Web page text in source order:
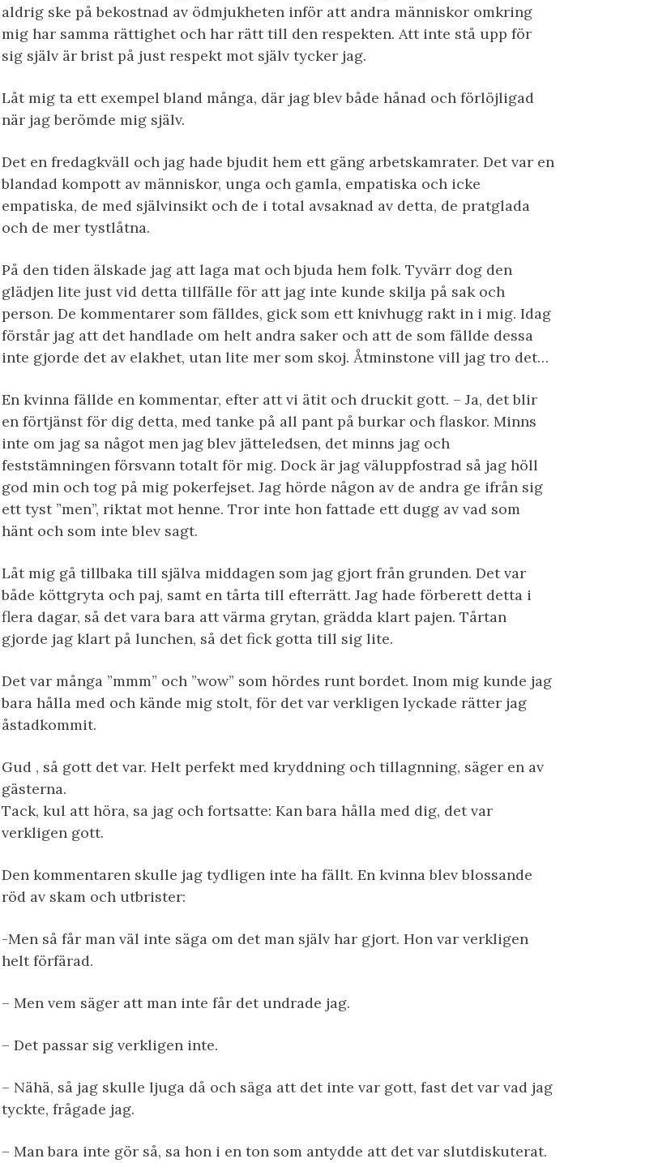
aldrig ske på bekostnad av ödmjukheten inför att andra människor omkring
mig har samma rättighet och har rätt till den respekten. Att inte stå upp för
sig själv är brist på just respekt mot själv tycker jag.
Låt mig ta ett exempel bland många, där jag blev både hånad och förlöjligad
när jag berömde mig själv.
Det en fredagkväll och jag hade bjudit hem ett gäng arbetskamrater. Det var en
blandad kompott av människor, unga och gamla, empatiska och icke
empatiska, de med självinsikt och de i total avsaknad av detta, de pratglada
och de mer tystlåtna.
På den tiden älskade jag att laga mat och bjuda hem folk. Tyvärr dog den
glädjen lite just vid detta tillfälle för att jag inte kunde skilja på sak och
person. De kommentarer som fälldes, gick som ett knivhugg rakt in i mig. Idag
förstår jag att det handlade om helt andra saker och att de som fällde dessa
inte gjorde det av elakhet, utan lite mer som skoj. Åtminstone vill jag tro det…
En kvinna fällde en kommentar, efter att vi ätit och druckit gott. – Ja, det blir
en förtjänst för dig detta, med tanke på all pant på burkar och flaskor. Minns
inte om jag sa något men jag blev jätteledsen, det minns jag och
feststämningen försvann totalt för mig. Dock är jag väluppfostrad så jag höll
god min och tog på mig pokerfejset. Jag hörde någon av de andra ge ifrån sig
ett tyst ”men”, riktat mot henne. Tror inte hon fattade ett dugg av vad som
hänt och som inte blev sagt.
Låt mig gå tillbaka till själva middagen som jag gjort från grunden. Det var
både köttgryta och paj, samt en tårta till efterrätt. Jag hade förberett detta i
flera dagar, så det vara bara att värma grytan, grädda klart pajen. Tårtan
gjorde jag klart på lunchen, så det fick gotta till sig lite.
Det var många ”mmm” och ”wow” som hördes runt bordet. Inom mig kunde jag
bara hålla med och kände mig stolt, för det var verkligen lyckade rätter jag
åstadkommit.
Gud , så gott det var. Helt perfekt med kryddning och tillagnning, säger en av
gästerna.
Tack, kul att höra, sa jag och fortsatte: Kan bara hålla med dig, det var
verkligen gott.
Den kommentaren skulle jag tydligen inte ha fällt. En kvinna blev blossande
röd av skam och utbrister:
-Men så får man väl inte säga om det man själv har gjort. Hon var verkligen
helt förfärad.
– Men vem säger att man inte får det undrade jag.
– Det passar sig verkligen inte.
– Nähä, så jag skulle ljuga då och säga att det inte var gott, fast det var vad jag
tyckte, frågade jag.
– Man bara inte gör så, sa hon i en ton som antydde att det var slutdiskuterat.